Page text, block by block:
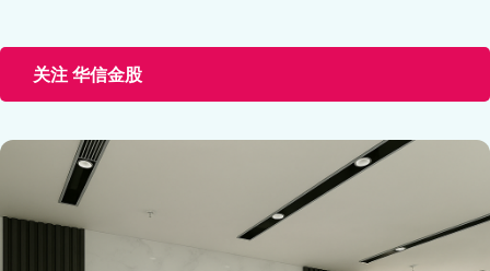
关注 华信金股